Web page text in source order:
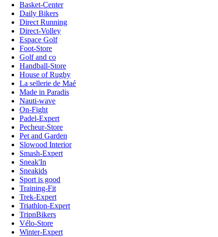
Basket-Center
Daily Bikers
Direct Running
Direct-Volley
Espace Golf
Foot-Store
Golf and co
Handball-Store
House of Rugby
La sellerie de Maé
Made in Paradis
Nauti-wave
On-Fight
Padel-Expert
Pecheur-Store
Pet and Garden
Slowood Interior
Smash-Expert
Sneak'In
Sneakids
Sport is good
Training-Fit
Trek-Expert
Triathlon-Expert
TripnBikers
Vélo-Store
Winter-Expert